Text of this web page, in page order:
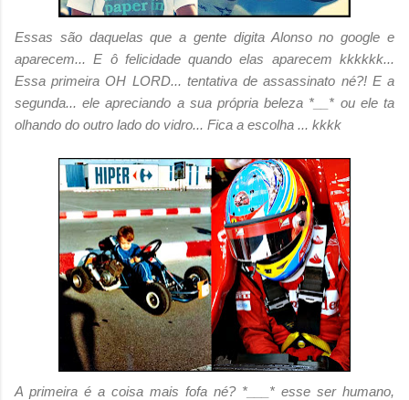
Essas são daquelas que a gente digita Alonso no google e
aparecem... E ô felicidade quando elas aparecem kkkkkk...
Essa primeira OH LORD... tentativa de assassinato né?! E a
segunda... ele apreciando a sua própria beleza *__* ou ele ta
olhando do outro lado do vidro... Fica a escolha ... kkkk
A primeira é a coisa mais fofa né? *___* esse ser humano,